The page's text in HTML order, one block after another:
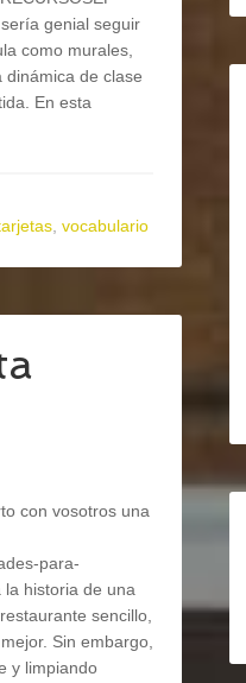
genial seguir
como murales,
de clase
En esta
vocabulario
con vosotros una
para-
historia de una
sencillo,
Sin embargo,
y limpiando